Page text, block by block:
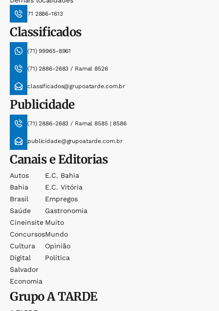
71 2886-1613
Classificados
(71) 99965-8961
(71) 2886-2683 / Ramal 8526
classificados@grupoatarde.com.br
Publicidade
(71) 2886-2683 / Ramal 8585 | 8586
publicidade@grupoatarde.com.br
Canais e Editorias
Autos
Bahia
Brasil
Saúde
Cineinsite
Concursos
Cultura
Digital
Salvador
Economia
E.c. Bahia
E.c. Vitória
Empregos
Gastronomia
Muito
Mundo
Opinião
Política
GrupoA TARDE